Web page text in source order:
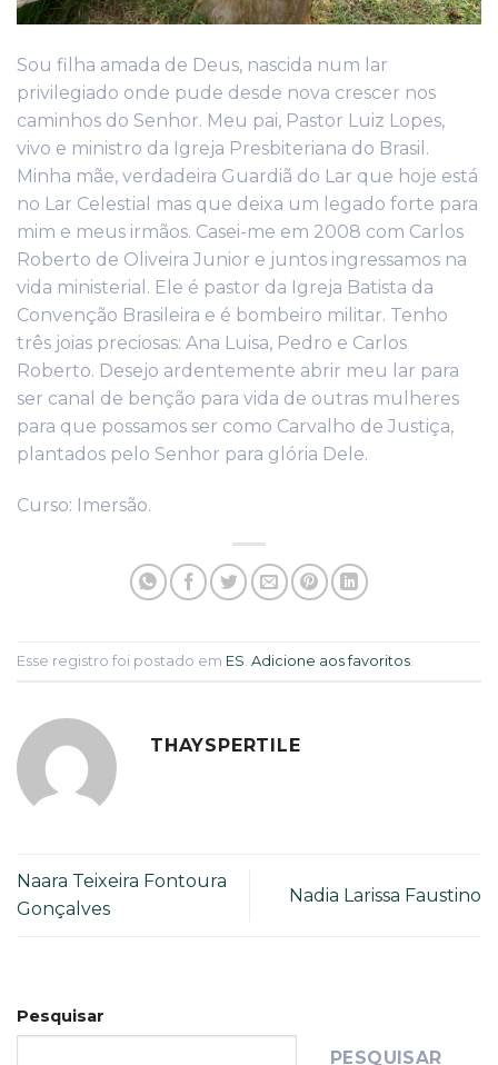
Sou filha amada de Deus, nascida num lar
privilegiado onde pude desde nova crescer nos
caminhos do Senhor. Meu pai, Pastor Luiz Lopes,
vivo e ministro da Igreja Presbiteriana do Brasil.
Minha mãe, verdadeira Guardiã do Lar que hoje está
no Lar Celestial mas que deixa um legado forte para
mim e meus irmãos. Casei-me em 2008 com Carlos
Roberto de Oliveira Junior e juntos ingressamos na
vida ministerial. Ele é pastor da Igreja Batista da
Convenção Brasileira e é bombeiro militar. Tenho
três joias preciosas: Ana Luisa, Pedro e Carlos
Roberto. Desejo ardentemente abrir meu lar para
ser canal de benção para vida de outras mulheres
para que possamos ser como Carvalho de Justiça,
plantados pelo Senhor para glória Dele.
Curso: Imersão.
Esse registro foi postado em ES Adicione aos favoritos
THAYSPERTILE
Naara Teixeira Fontoura
Gonçalves
Nadia Larissa Faustino
Pesquisar
PESQUISAR